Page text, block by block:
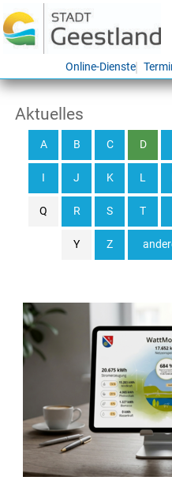
Online-Dienste
Aktuelles
A B C D
I J K L
Q R S T
Y Z